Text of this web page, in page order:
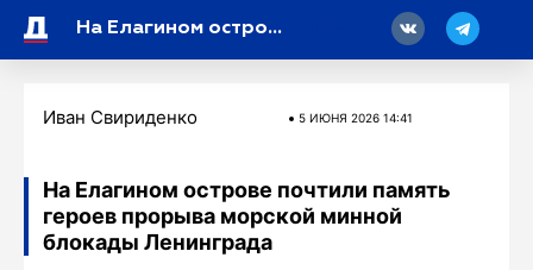
На Елагином острове почтили память героев прорыва морской минной блокады Ленинграда
Иван Свириденко 5 ИЮНЯ 2026 14:41
На Елагином острове почтили память
героев прорыва морской минной
блокады Ленинграда